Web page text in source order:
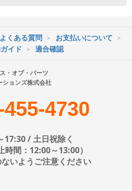
間指定不可の地域があります。
遅延が生じる場合もございますので
便・西濃運輸を使用しております。
せん。
よくある質問
お支払いについて
イド
適合確認
・オブ・パーツ
ションズ株式会社
4730
17:30 / 土日祝除く
時間：12:00～13:00）
いようご注意ください